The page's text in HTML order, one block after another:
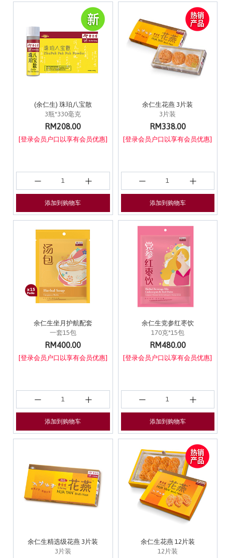
(余仁生) 珠珀八宝散
3瓶*330毫克
RM208.00
[登录会员户口以享有会员优惠]
添加到购物车
余仁生花燕 3片装
3片装
RM338.00
[登录会员户口以享有会员优惠]
添加到购物车
余仁生坐月护航配套
一套15包
RM400.00
[登录会员户口以享有会员优惠]
添加到购物车
余仁生党参红枣饮
170克*15包
RM480.00
[登录会员户口以享有会员优惠]
添加到购物车
余仁生精选级花燕 3片装
3片装
余仁生花燕 12片装
12片装